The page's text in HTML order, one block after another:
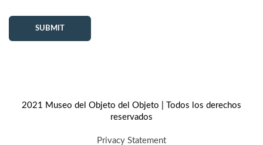
2021 Museo del Objeto del Objeto | Todos los derechos
reservados
Privacy Statement